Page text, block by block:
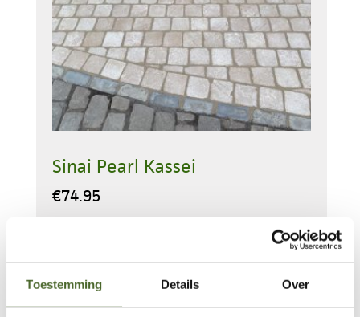
Toestemming Details Over
Sinai Pearl Kassei
€74.95
Pearl
Kassei
Toevoegen aan